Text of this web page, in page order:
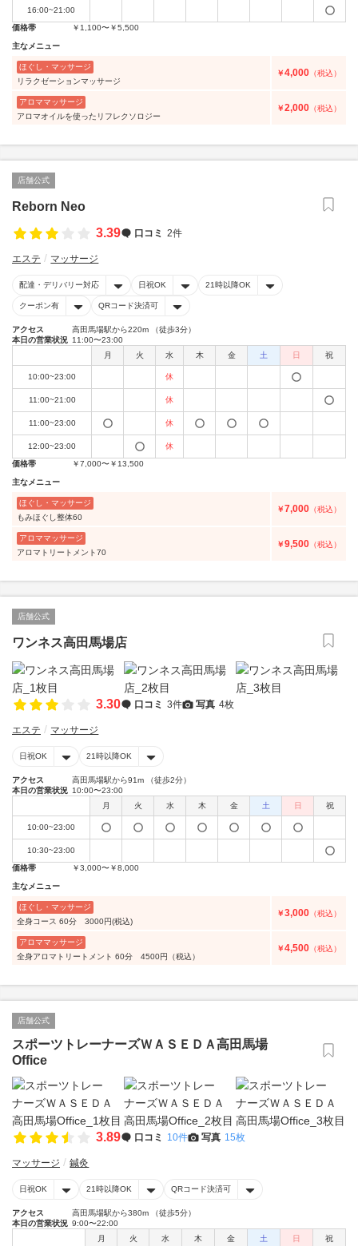
16:00~21:00
価格帯
￥1,100〜￥5,500
主なメニュー
ほぐし・マッサージ
リラクゼーションマッサージ
￥4,000 （税込）
アロママッサージ
アロマオイルを使ったリフレクソロジー
￥2,000 （税込）
店舗公式
Reborn Neo
3.39
口コミ 2件
エステ マッサージ
配達・デリバリー対応 日祝OK 21時以降OK
クーポン有 QRコード決済可
アクセス
高田馬場駅から220m （徒歩3分）
本日の営業状況 11:00〜23:00
月
火 水 木 金 土 日 祝
10:00~23:00 休
11:00~21:00 休
11:00~23:00 休
12:00~23:00
休
価格帯
￥7,000〜￥13,500
主なメニュー
ほぐし・マッサージ
もみほぐし整体60
￥7,000 （税込）
アロママッサージ
アロマトリートメント70
￥9,500 （税込）
店舗公式
ワンネス高田馬場店
3.30 口コミ 3件 写真 4枚
エステ マッサージ
日祝OK 21時以降OK
アクセス
高田馬場駅から91m （徒歩2分）
本日の営業状況 10:00〜23:00
月
火 水 木 金 土 日 祝
10:00~23:00
10:30~23:00
価格帯
￥3,000〜￥8,000
主なメニュー
ほぐし・マッサージ
全身コース 60分 3000円(税込)
￥3,000 （税込）
アロママッサージ
全身アロマトリートメント 60分 4500円（税込）
￥4,500 （税込）
店舗公式
スポーツトレーナーズＷＡＳＥＤＡ高田馬場
Office
3.89 口コミ 10件 写真 15枚
マッサージ 鍼灸
日祝OK 21時以降OK QRコード決済可
アクセス
高田馬場駅から380m （徒歩5分）
本日の営業状況 9:00〜22:00
月
火 水 木 金 土 日 祝